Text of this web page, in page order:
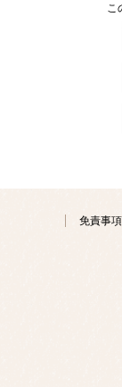
免責事項